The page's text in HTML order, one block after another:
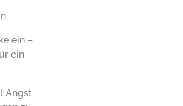
ein –
ein
Angst